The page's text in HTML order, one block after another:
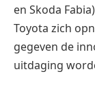
en Skoda
Toyota zich
gegeven de
uitdaging